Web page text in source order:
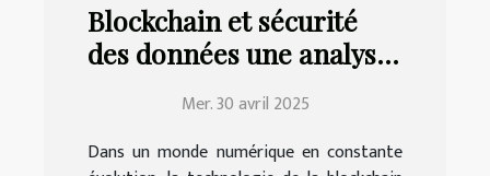
Blockchain et sécurité
des données une analyse
technologies émergentes
Mer. 30 avril 2025
Dans un monde numérique en constante